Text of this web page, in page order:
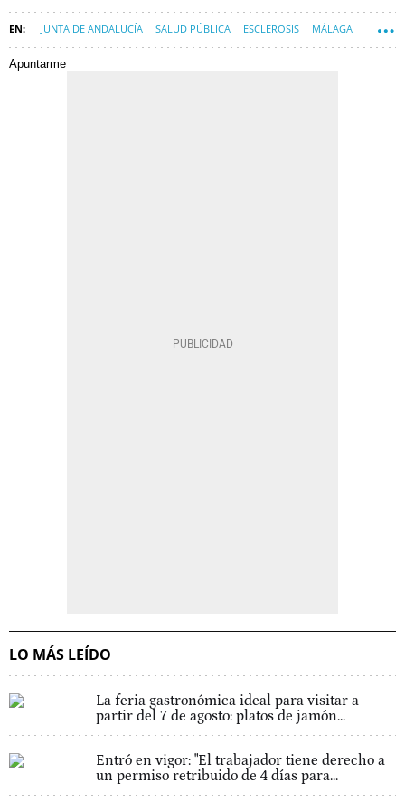
JUNTA DE ANDALUCÍA SALUD PÚBLICA ESCLEROSIS MÁLAGA
Apuntarme
LO MÁS LEÍDO
La feria gastronómica ideal para visitar a
partir del 7 de agosto: platos de jamón...
Entró en vigor: "El trabajador tiene derecho a
un permiso retribuido de 4 días para...